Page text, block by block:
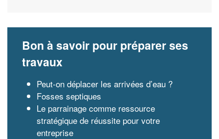
Bon à savoir pour préparer ses
travaux
Peut-on déplacer les arrivées d’eau ?
Fosses septiques
Le parrainage comme ressource
stratégique de réussite pour votre
entreprise